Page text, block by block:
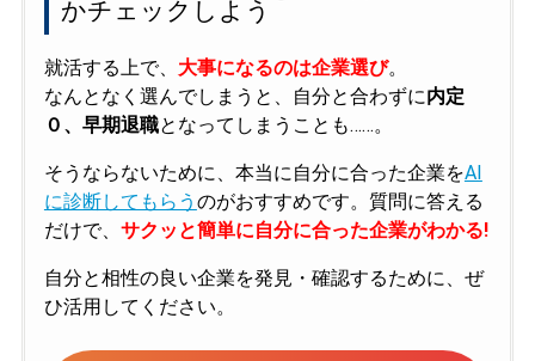
かチェックしよう
就活する上で、 大事になるのは企業選び。
なんとなく選んでしまうと、自分と合わずに内定
０、早期退職となってしまうことも……。
そうならないために、本当に自分に合った企業をAI
に診断してもらう のがおすすめです。質問に答える
だけで、 サクッと簡単に自分に合った企業がわかる!
自分と相性の良い企業を発見・確認するために、ぜ
ひ活用してください。